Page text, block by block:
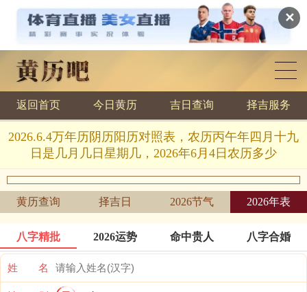
✕
黄历查询
返回首页 今日黄历 吉日查询 择吉服务
2026.6.4万年历阴历阳历对照表，农历丙午年四月十九
日是几月几日星期几，2026年6月4日农历多少
黄历查询 择吉日 2026节气 2026年表
八字精批 2026运势 命中贵人 八字合婚
姓 名